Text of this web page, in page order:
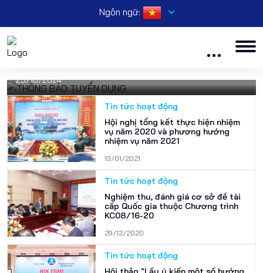
Ngôn ngữ:
THÔNG BÁO TUYỂN DỤNG
23/10/2024
Tin tức hoạt động
Hội nghị tổng kết thực hiện nhiệm
vụ năm 2020 và phương hướng
nhiệm vụ năm 2021
13/01/2021
Tin tức hoạt động
Nghiệm thu, đánh giá cơ sở đề tài
cấp Quốc gia thuộc Chương trình
KC08/16-20
29/12/2020
Tin tức hoạt động